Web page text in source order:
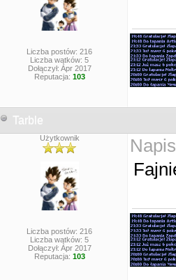
Liczba postów: 216
Liczba wątków: 5
Dołączył: Apr 2017
Reputacja: 103
Tarble
Użytkownik
Liczba postów: 216
Liczba wątków: 5
Dołączył: Apr 2017
Reputacja: 103